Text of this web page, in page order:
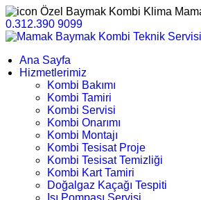
Özel Baymak Kombi Klima
0.312.390 9099
Ana Sayfa
Hizmetlerimiz
Kombi Bakımı
Kombi Tamiri
Kombi Servisi
Kombi Onarımı
Kombi Montajı
Kombi Tesisat Proje
Kombi Tesisat Temizliği
Kombi Kart Tamiri
Doğalgaz Kaçağı Tespiti
Isı Pompası Servisi